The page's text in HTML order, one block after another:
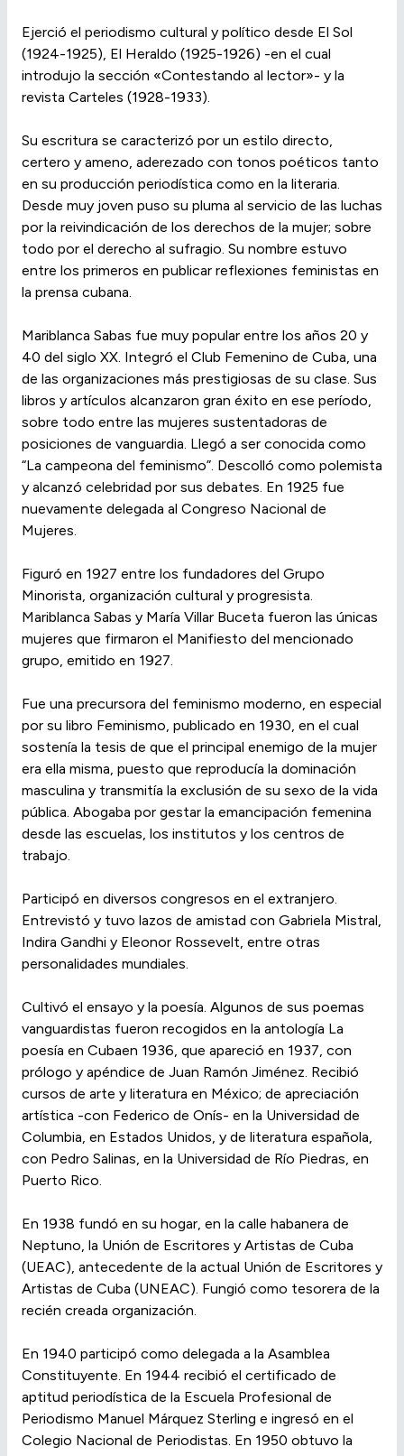
Ejerció el periodismo cultural y político desde El Sol
(1924-1925), El Heraldo (1925-1926) -en el cual
introdujo la sección «Contestando al lector»- y la
revista Carteles (1928-1933).
Su escritura se caracterizó por un estilo directo,
certero y ameno, aderezado con tonos poéticos tanto
en su producción periodística como en la literaria.
Desde muy joven puso su pluma al servicio de las luchas
por la reivindicación de los derechos de la mujer; sobre
todo por el derecho al sufragio. Su nombre estuvo
entre los primeros en publicar reflexiones feministas en
la prensa cubana.
Mariblanca Sabas fue muy popular entre los años 20 y
40 del siglo XX. Integró el Club Femenino de Cuba, una
de las organizaciones más prestigiosas de su clase. Sus
libros y artículos alcanzaron gran éxito en ese período,
sobre todo entre las mujeres sustentadoras de
posiciones de vanguardia. Llegó a ser conocida como
“La campeona del feminismo”. Descolló como polemista
y alcanzó celebridad por sus debates. En 1925 fue
nuevamente delegada al Congreso Nacional de
Mujeres.
Figuró en 1927 entre los fundadores del Grupo
Minorista, organización cultural y progresista.
Mariblanca Sabas y María Villar Buceta fueron las únicas
mujeres que firmaron el Manifiesto del mencionado
grupo, emitido en 1927.
Fue una precursora del feminismo moderno, en especial
por su libro Feminismo, publicado en 1930, en el cual
sostenía la tesis de que el principal enemigo de la mujer
era ella misma, puesto que reproducía la dominación
masculina y transmitía la exclusión de su sexo de la vida
pública. Abogaba por gestar la emancipación femenina
desde las escuelas, los institutos y los centros de
trabajo.
Participó en diversos congresos en el extranjero.
Entrevistó y tuvo lazos de amistad con Gabriela Mistral,
Indira Gandhi y Eleonor Rossevelt, entre otras
personalidades mundiales.
Cultivó el ensayo y la poesía. Algunos de sus poemas
vanguardistas fueron recogidos en la antología La
poesía en Cubaen 1936, que apareció en 1937, con
prólogo y apéndice de Juan Ramón Jiménez. Recibió
cursos de arte y literatura en México; de apreciación
artística -con Federico de Onís- en la Universidad de
Columbia, en Estados Unidos, y de literatura española,
con Pedro Salinas, en la Universidad de Río Piedras, en
Puerto Rico.
En 1938 fundó en su hogar, en la calle habanera de
Neptuno, la Unión de Escritores y Artistas de Cuba
(UEAC), antecedente de la actual Unión de Escritores y
Artistas de Cuba (UNEAC). Fungió como tesorera de la
recién creada organización.
En 1940 participó como delegada a la Asamblea
Constituyente. En 1944 recibió el certificado de
aptitud periodística de la Escuela Profesional de
Periodismo Manuel Márquez Sterling e ingresó en el
Colegio Nacional de Periodistas. En 1950 obtuvo la